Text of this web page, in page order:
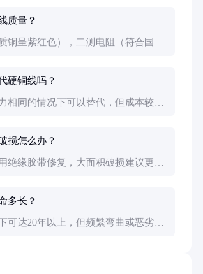
质量？
铜呈紫红色），二测电阻（符合国
硬铜线吗？
相同的情况下可以替代，但成本较
损怎么办？
绝缘胶带修复，大面积破损建议更
多长？
可达20年以上，但频繁弯曲或恶劣环